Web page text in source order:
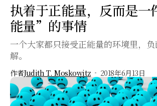
执着于正能量，反而是
能量”的事情
一个大家都只接受正能量的环境里，
解。
作者Judith T. Moskowitz 2018年6月13日